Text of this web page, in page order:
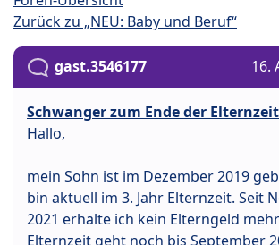
Zurück zu „NEU: Baby und Beruf“
gast.3546177 16.
Schwanger zum Ende der Elternzeit
Hallo,
mein Sohn ist im Dezember 2019
bin aktuell im 3. Jahr Elternzeit. Seit
2021 erhalte ich kein Elterngeld
Elternzeit geht noch bis September